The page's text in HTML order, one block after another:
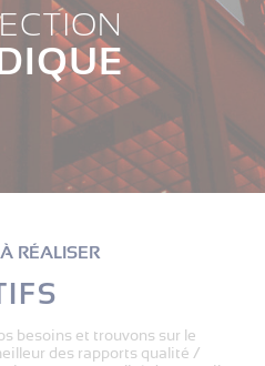
RÉALISER
besoins et trouvons sur le
des rapports qualité /